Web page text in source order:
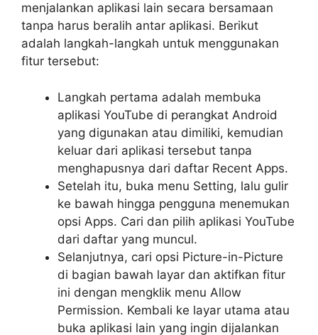
menjalankan aplikasi lain secara bersamaan
tanpa harus beralih antar aplikasi. Berikut
adalah langkah-langkah untuk menggunakan
fitur tersebut:
Langkah pertama adalah membuka
aplikasi YouTube di perangkat Android
yang digunakan atau dimiliki, kemudian
keluar dari aplikasi tersebut tanpa
menghapusnya dari daftar Recent Apps.
Setelah itu, buka menu Setting, lalu gulir
ke bawah hingga pengguna menemukan
opsi Apps. Cari dan pilih aplikasi YouTube
dari daftar yang muncul.
Selanjutnya, cari opsi Picture-in-Picture
di bagian bawah layar dan aktifkan fitur
ini dengan mengklik menu Allow
Permission. Kembali ke layar utama atau
buka aplikasi lain yang ingin dijalankan